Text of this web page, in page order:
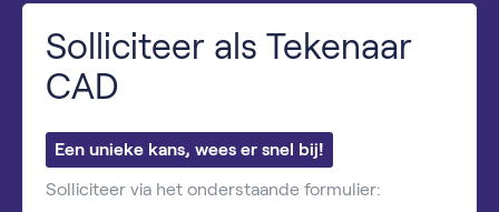
Solliciteer als Tekenaar
CAD
Een unieke kans, wees er snel bij!
Solliciteer via het onderstaande formulier: